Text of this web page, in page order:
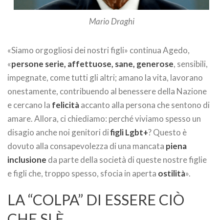
Mario Draghi
«Siamo orgogliosi dei nostri figli» continua Agedo,
«persone serie, affettuose, sane, generose, sensibili,
impegnate, come tutti gli altri; amano la vita, lavorano
onestamente, contribuendo al benessere della Nazione
e cercano la felicitàaccanto alla persona che sentono di
amare. Allora, ci chiediamo: perché viviamo spesso un
disagio anche noi genitori difigli Lgbt+? Questo è
dovuto alla consapevolezza di una mancata piena
inclusione da parte della società di queste nostre figlie
e figli che, troppo spesso, sfocia in aperta ostilità».
LA “COLPA” DI ESSERE CIÒ